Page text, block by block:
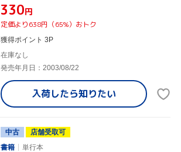
¥330円
定価より638円（65%）おトク
獲得ポイント 3P
在庫なし
発売年月日：2003/08/22
入荷したら知りたい
中古
店舗受取可
書籍
単行本